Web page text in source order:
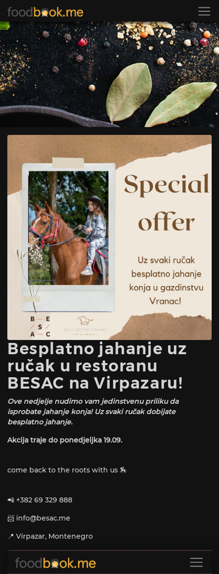
Besplatno jahanje uz
ručak u restoranu
BESAC na Virpazaru!
Ove nedjelje nudimo vam jedinstvenu priliku da
isprobate jahanje konja! Uz svaki ručak dobijate
besplatno jahanje.
Akcija traje do ponedjeljka 19.09.
come back to the roots with us 🏇
📲 +382 69 329 888
📨 info@besac.me
📍 Virpazar, Montenegro